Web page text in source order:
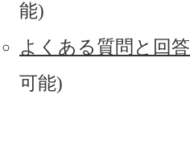
能)
よくある質問と回
可能)